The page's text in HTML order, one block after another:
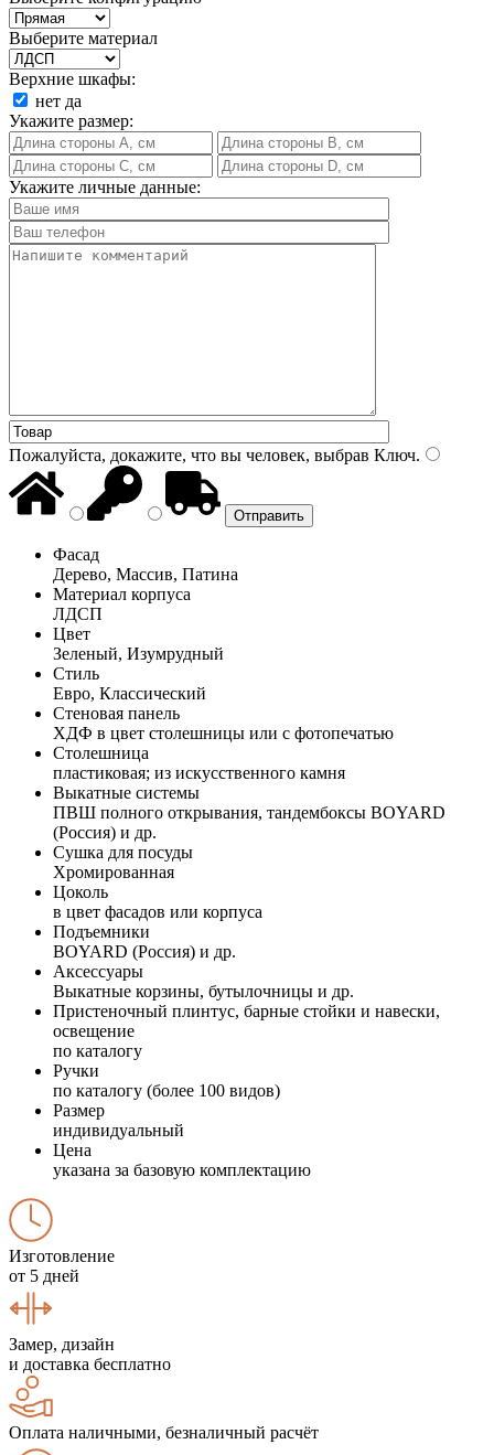
Выберите материал
Верхние шкафы:
нет да
Укажите размер:
Укажите личные данные:
Пожалуйста, докажите, что вы человек, выбрав Ключ.
Фасад
Дерево, Массив, Патина
Материал корпуса
ЛДСП
Цвет
Зеленый, Изумрудный
Стиль
Евро, Классический
Стеновая панель
ХДФ в цвет столешницы или с фотопечатью
Столешница
пластиковая; из искусственного камня
Выкатные системы
ПВШ полного открывания, тандембоксы BOYARD
(Россия) и др.
Сушка для посуды
Хромированная
Цоколь
в цвет фасадов или корпуса
Подъемники
BOYARD (Россия) и др.
Аксессуары
Выкатные корзины, бутылочницы и др.
Пристеночный плинтус, барные стойки и навески,
освещение
по каталогу
Ручки
по каталогу (более 100 видов)
Размер
индивидуальный
Цена
указана за базовую комплектацию
Изготовление
от 5 дней
Замер, дизайн
и доставка бесплатно
Оплата наличными, безналичный расчёт